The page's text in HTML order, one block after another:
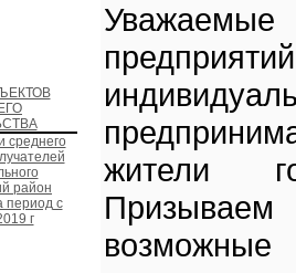
среднего
район
период с
г
жители
Призываем